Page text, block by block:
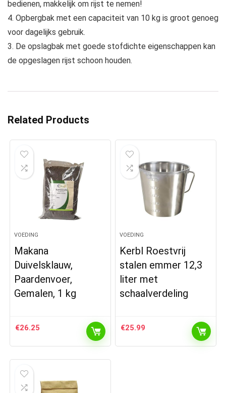
bedienen, makkelijk om rijst te nemen!
4. Opbergbak met een capaciteit van 10 kg is groot genoeg
voor dagelijks gebruik.
3. De opslagbak met goede stofdichte eigenschappen kan
de opgeslagen rijst schoon houden.
Related Products
VOEDING
Makana
Duivelsklauw,
Paardenvoer,
Gemalen, 1 kg
€26.25
VOEDING
Kerbl Roestvrij
stalen emmer 12,3
liter met
schaalverdeling
€25.99